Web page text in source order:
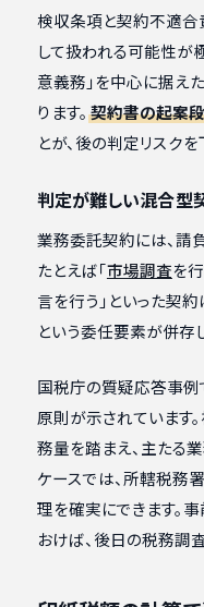
検収条項と契約不適合
して扱われる可能性が
意義務」を中心に据え
ります。 契約書の起案
とが、後の判定リスクを
判定が難しい混合型
業務委託契約には、請
たとえば「市場調査を
言を行う」といった契
という委任要素が併存
国税庁の質疑応答事例
原則が示されています
務量を踏まえ、主たる
ケースでは、所轄税務
理を確実にできます。
おけば、後日の税務調